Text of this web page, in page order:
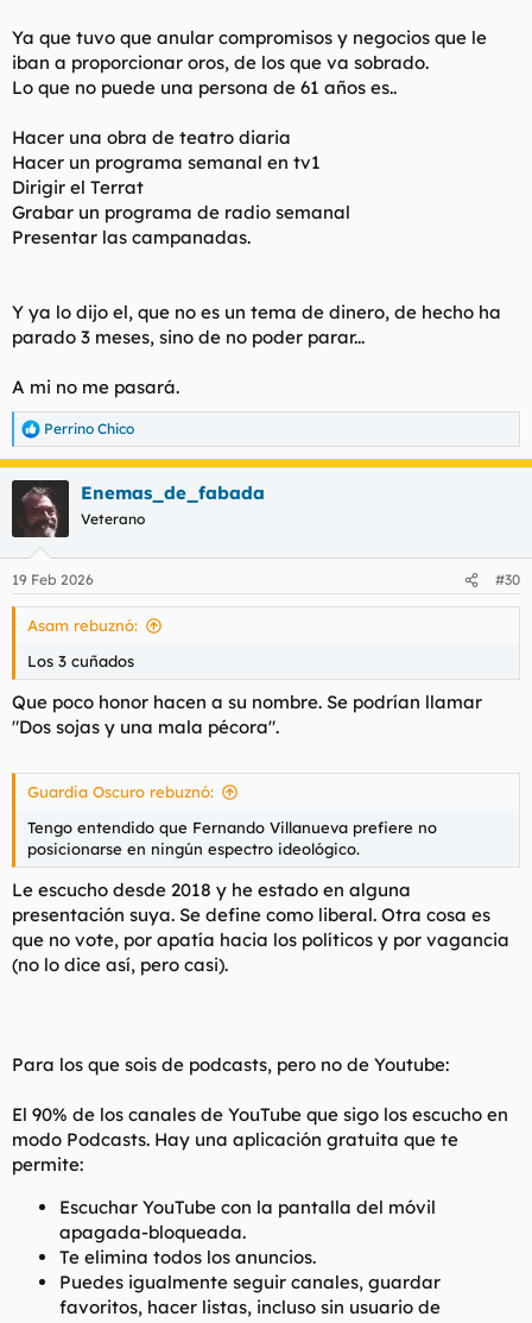
Ya que tuvo que anular compromisos y negocios que le
iban a proporcionar oros, de los que va sobrado.
Lo que no puede una persona de 61 años es..
Hacer una obra de teatro diaria
Hacer un programa semanal en tv1
Dirigir el Terrat
Grabar un programa de radio semanal
Presentar las campanadas.
Y ya lo dijo el, que no es un tema de dinero, de hecho ha
parado 3 meses, sino de no poder parar...
A mi no me pasará.
R
e
a
c
i
e
s
Perrino Chico
Enemas_de_fabada
Veterano
19 Feb 2026 #30
Asam rebuznó:
Los 3 cuñados
Que poco honor hacen a su nombre. Se podrían llamar
"Dos sojas y una mala pécora".
Guardia Oscuro rebuznó:
Tengo entendido que Fernando Villanueva prefiere no
posicionarse en ningún espectro ideológico.
Le escucho desde 2018 y he estado en alguna
presentación suya. Se define como liberal. Otra cosa es
que no vote, por apatía hacia los políticos y por vagancia
(no lo dice así, pero casi).
Para los que sois de podcasts, pero no de Youtube:
El 90% de los canales de YouTube que sigo los escucho en
modo Podcasts. Hay una aplicación gratuita que te
permite:
Escuchar YouTube con la pantalla del móvil
apagada-bloqueada.
Te elimina todos los anuncios.
Puedes igualmente seguir canales, guardar
favoritos, hacer listas, incluso sin usuario de